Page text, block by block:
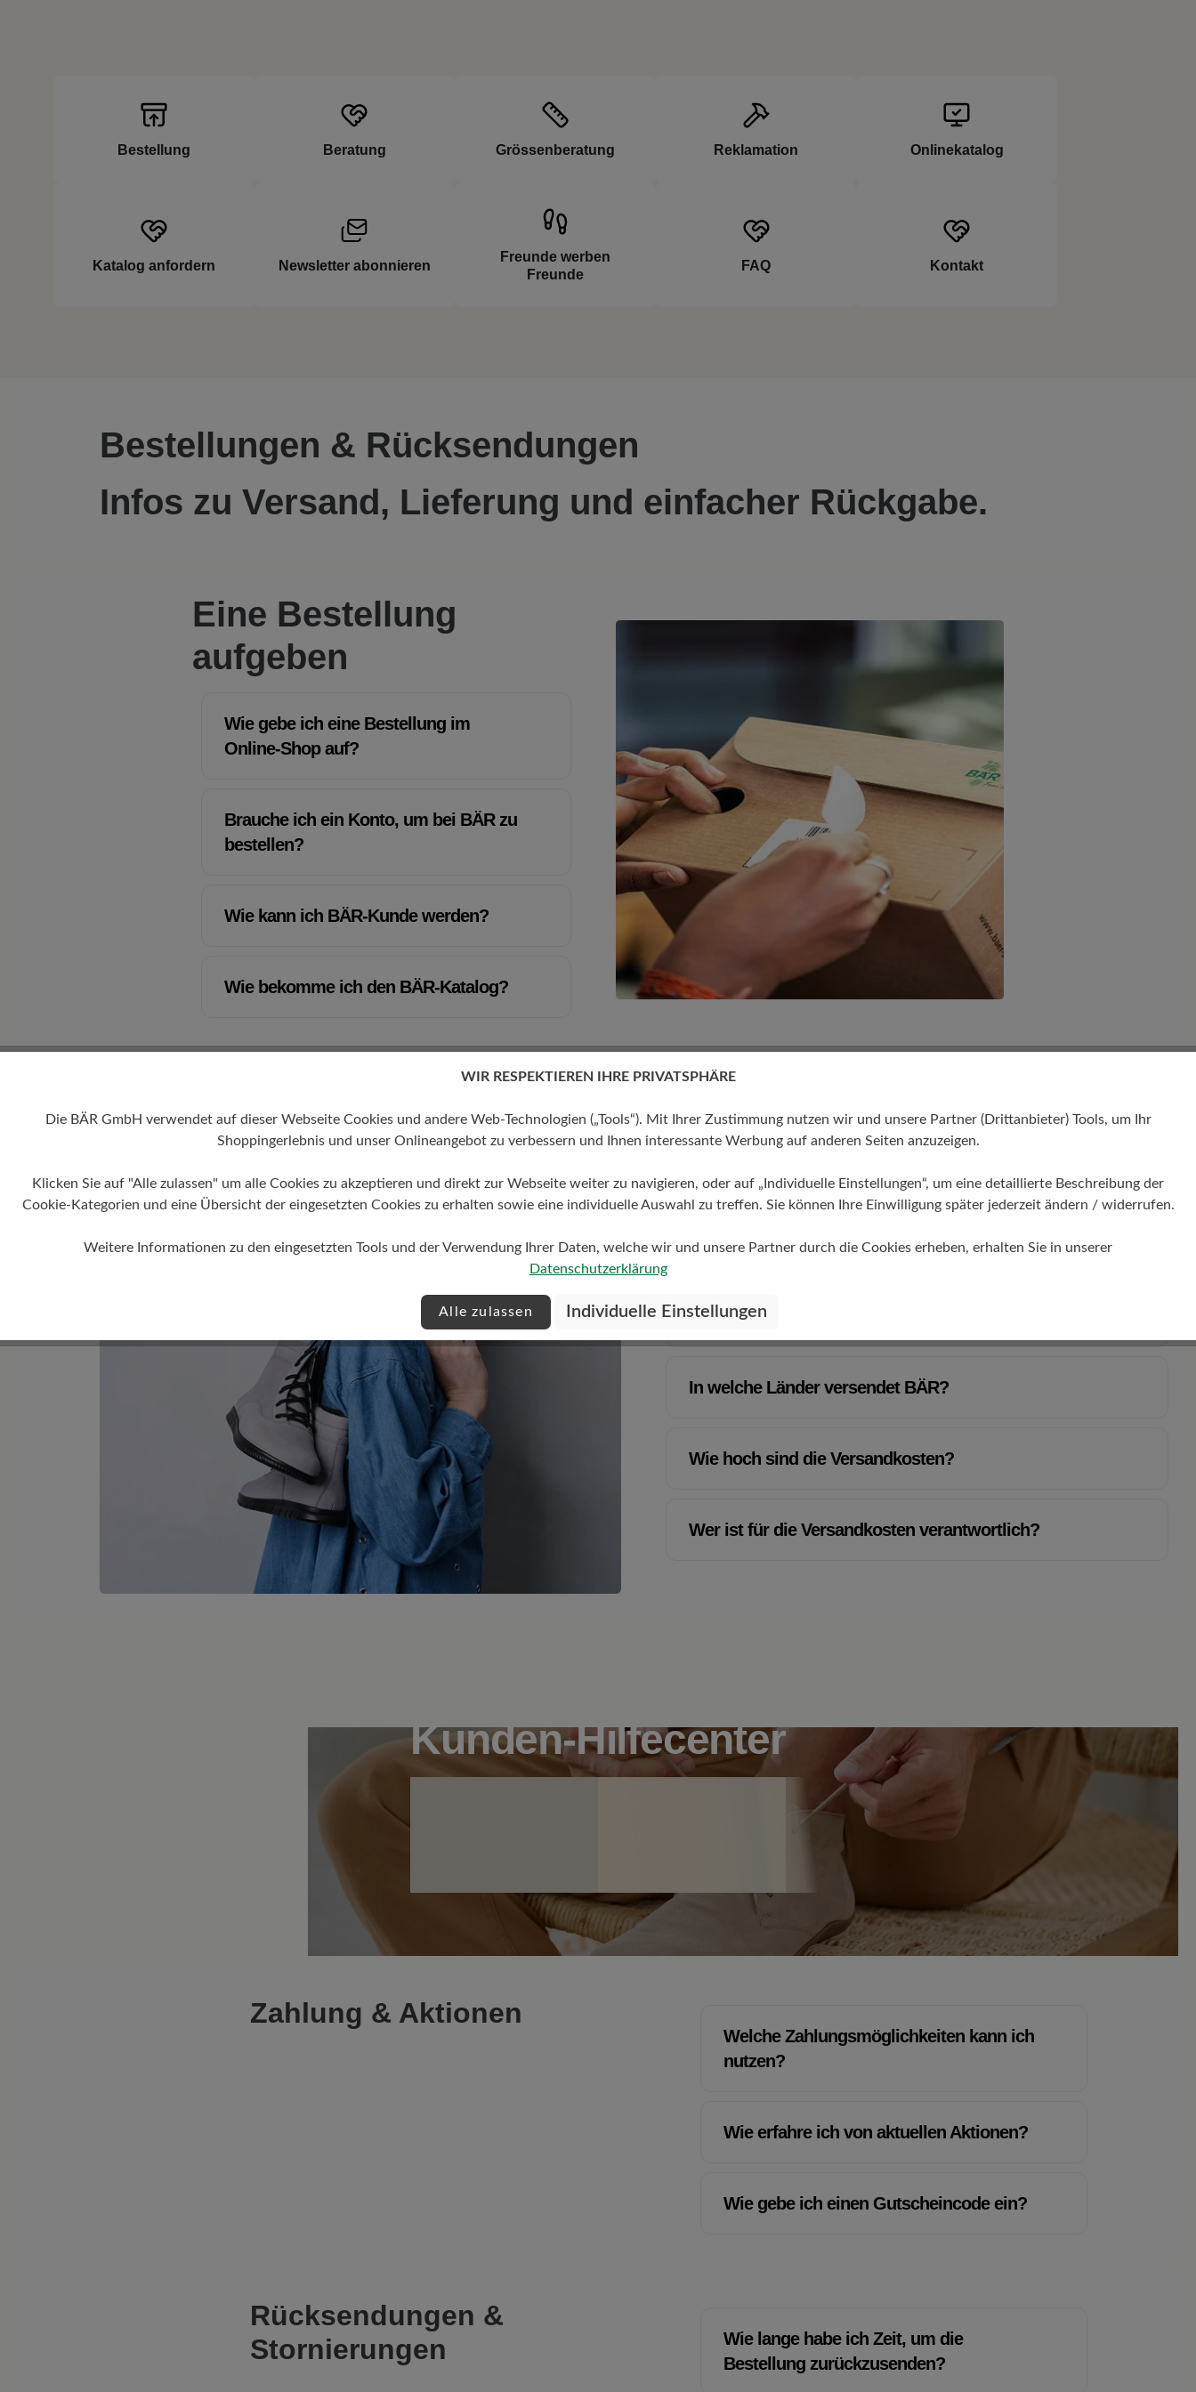
Bestellung Beratung Grössenberatung Reklamation Onlinekatalog
Katalog anfordern Newsletter abonnieren
Freunde werben
Freunde
FAQ Kontakt
Bestellungen & Rücksendungen
Infos zu Versand, Lieferung und einfacher Rückgabe.
Eine Bestellung
aufgeben
Wie gebe ich eine Bestellung im
Online-Shop auf?
Brauche ich ein Konto, um bei BÄR zu
bestellen?
Wie kann ich BÄR-Kunde werden?
Wie bekomme ich den BÄR-Katalog?
Bestellstatus & Lieferung
Werde ich über den Fortschritt meiner Bestellung
rechnen?
In welche Länder versendet BÄR?
Wie hoch sind die Versandkosten?
Wer ist für die Versandkosten verantwortlich?
Kunden-Hilfecenter
Schnelle Antworten zu Bestellungen,
Zahlung & Aktionen
Welche Zahlungsmöglichkeiten kann ich
nutzen?
Wie erfahre ich von aktuellen Aktionen?
Wie gebe ich einen Gutscheincode ein?
Rücksendungen &
Stornierungen
Wie lange habe ich Zeit, um die
Bestellung zurückzusenden?
WIR RESPEKTIEREN IHRE PRIVATSPHÄRE
Die BÄR GmbH verwendet auf dieser Webseite Cookies und andere Web-Technologien („Tools“). Mit Ihrer Zustimmung nutzen wir und unsere Partner (Drittanbieter) Tools, um Ihr
Shoppingerlebnis und unser Onlineangebot zu verbessern und Ihnen interessante Werbung auf anderen Seiten anzuzeigen.
Klicken Sie auf "Alle zulassen" um alle Cookies zu akzeptieren und direkt zur Webseite weiter zu navigieren, oder auf „Individuelle Einstellungen“, um eine detaillierte Beschreibung der
Cookie-Kategorien und eine Übersicht der eingesetzten Cookies zu erhalten sowie eine individuelle Auswahl zu treffen. Sie können Ihre Einwilligung später jederzeit ändern / widerrufen.
Weitere Informationen zu den eingesetzten Tools und der Verwendung Ihrer Daten, welche wir und unsere Partner durch die Cookies erheben, erhalten Sie in unserer
Datenschutzerklärung
Alle zulassen Individuelle Einstellungen